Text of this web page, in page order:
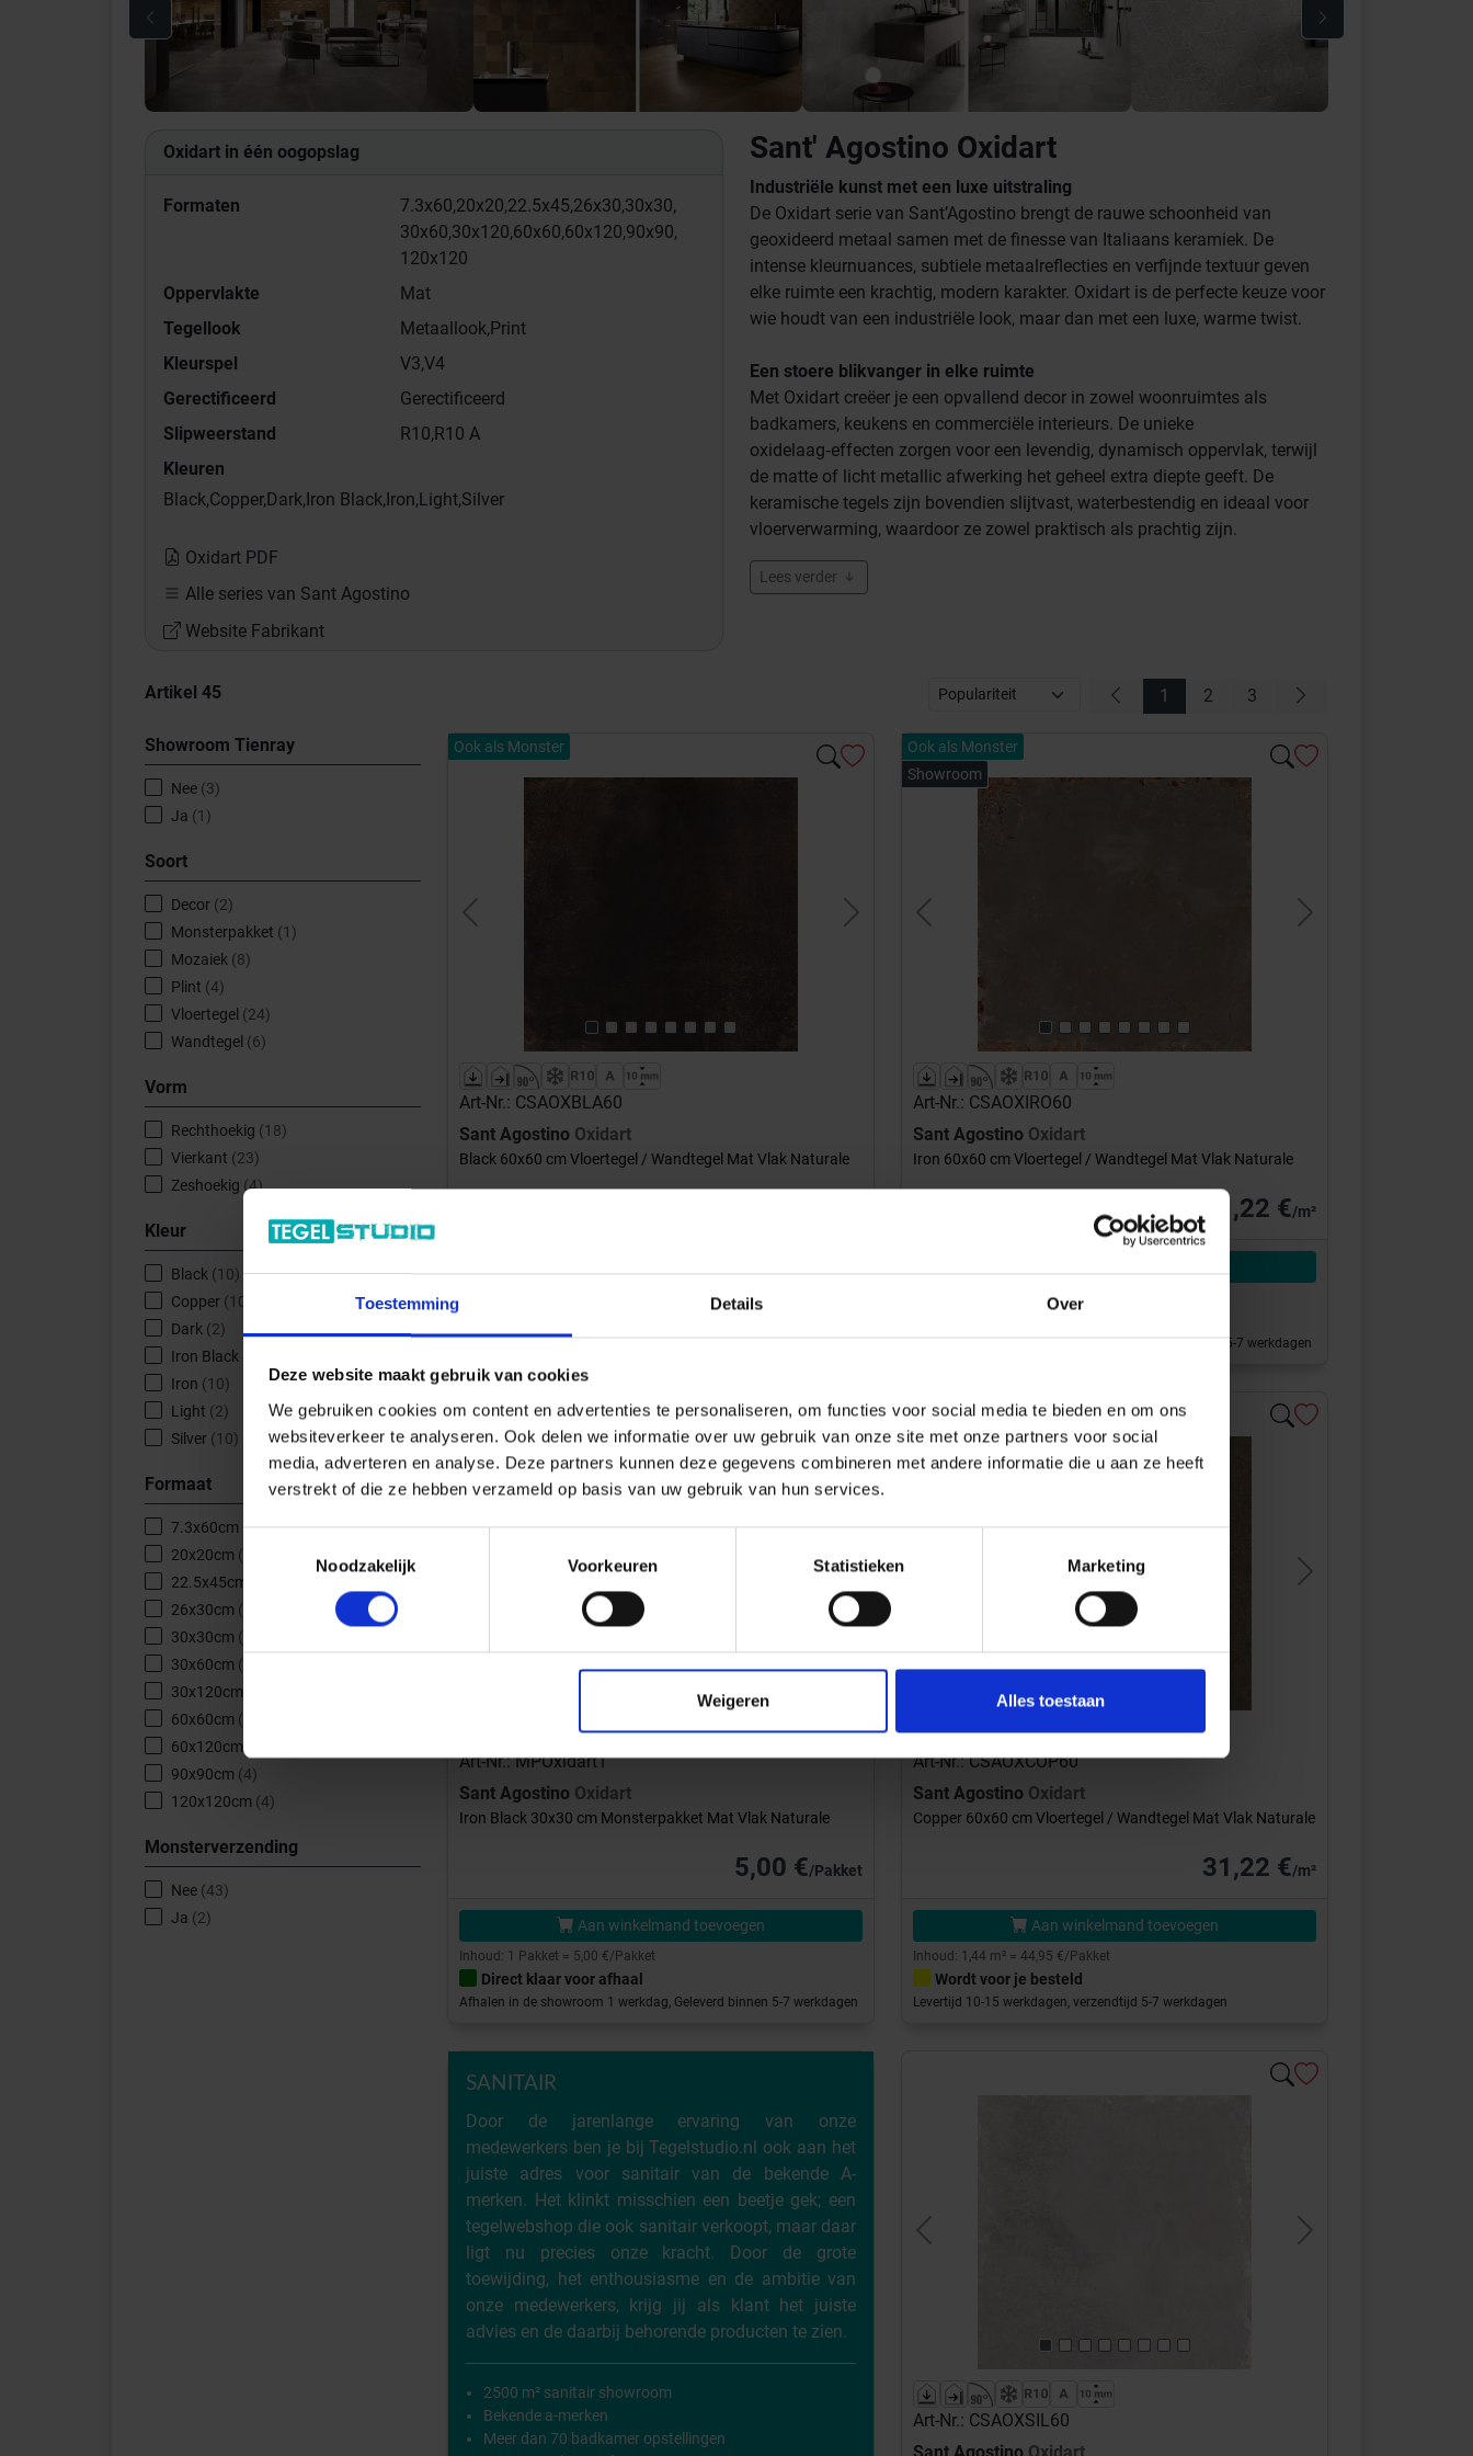
Toestemming Details Over
Deze website maakt gebruik van cookies
We gebruiken cookies om content en advertenties te personaliseren, om functies voor social media te bieden en om ons
websiteverkeer te analyseren. Ook delen we informatie over uw gebruik van onze site met onze partners voor social
media, adverteren en analyse. Deze partners kunnen deze gegevens combineren met andere informatie die u aan ze heeft
verstrekt of die ze hebben verzameld op basis van uw gebruik van hun services.
Noodzakelijk
Voorkeuren Statistieken Marketing
Weigeren Alles toestaan
Oxidart in één oogopslag
Formaten 7.3x60,20x20,22.5x45,26x30,30x30,
30x60,30x120,60x60,60x120,90x90,
120x120
Oppervlakte
Mat
Tegellook
Metaallook,Print
Kleurspel
V3,V4
Gerectificeerd
Gerectificeerd
Slipweerstand
R10,R10 A
Kleuren
Black,Copper,Dark,Iron Black,Iron,Light,Silver
Oxidart PDF
Alle series van Sant Agostino
Website Fabrikant
Sant' Agostino Oxidart
Industriële kunst met een luxe uitstraling
De Oxidart serie van Sant’Agostino brengt de rauwe schoonheid van
geoxideerd metaal samen met de finesse van Italiaans keramiek. De
intense kleurnuances, subtiele metaalreflecties en verfijnde textuur geven
elke ruimte een krachtig, modern karakter. Oxidart is de perfecte keuze voor
wie houdt van een industriële look, maar dan met een luxe, warme twist.
Een stoere blikvanger in elke ruimte
Met Oxidart creëer je een opvallend decor in zowel woonruimtes als
badkamers, keukens en commerciële interieurs. De unieke
oxidelaag‑effecten zorgen voor een levendig, dynamisch oppervlak, terwijl
de matte of licht metallic afwerking het geheel extra diepte geeft. De
keramische tegels zijn bovendien slijtvast, waterbestendig en ideaal voor
vloerverwarming, waardoor ze zowel praktisch als prachtig zijn.
Lees verder
Artikel 45 1 2 3
Showroom Tienray
Nee (3)
Ja (1)
Soort
Decor (2)
Monsterpakket (1)
Mozaiek (8)
Plint (4)
Vloertegel (24)
Wandtegel (6)
Vorm
Rechthoekig (18)
Vierkant (23)
Zeshoekig (4)
Kleur
Black (10)
Copper (10)
Dark (2)
Iron Black
Iron (10)
Light (2)
Silver (10)
Formaat
7.3x60cm (4)
20x20cm (6)
22.5x45cm
26x30cm (4)
30x30cm (5)
30x60cm (4)
30x120cm
60x60cm (4)
60x120cm
90x90cm (4)
120x120cm (4)
Monsterverzending
Nee (43)
Ja (2)
Ook als Monster
Previous Next
Art-Nr.: CSAOXBLA60
Sant Agostino Oxidart
Black 60x60 cm Vloertegel / Wandtegel Mat Vlak Naturale
Afhalen in de showroom 1 werkdag, Geleverd binnen 5-7 werkdagen
Ook als Monster
Showroom
Previous Next
Art-Nr.: CSAOXIRO60
Sant Agostino Oxidart
Iron 60x60 cm Vloertegel / Wandtegel Mat Vlak Naturale
31,22 €/m²
Inhoud: 1,44 m² = 44,95 €/Pakket
Afhalen in de showroom 1 werkdag, Geleverd binnen 5-7 werkdagen
Art-Nr.: MPOxidart1
Sant Agostino Oxidart
Iron Black 30x30 cm Monsterpakket Mat Vlak Naturale
5,00 €/Pakket
Aan winkelmand toevoegen
Inhoud: 1 Pakket = 5,00 €/Pakket
Direct klaar voor afhaal
Afhalen in de showroom 1 werkdag, Geleverd binnen 5-7 werkdagen
Next
Art-Nr.: CSAOXCOP60
Sant Agostino Oxidart
Copper 60x60 cm Vloertegel / Wandtegel Mat Vlak Naturale
31,22 €/m²
Aan winkelmand toevoegen
Inhoud: 1,44 m² = 44,95 €/Pakket
Wordt voor je besteld
Levertijd 10-15 werkdagen, verzendtijd 5-7 werkdagen
SANITAIR
Door de jarenlange ervaring van onze
medewerkers ben je bij Tegelstudio.nl ook aan het
juiste adres voor sanitair van de bekende A-
merken. Het klinkt misschien een beetje gek; een
tegelwebshop die ook sanitair verkoopt, maar daar
ligt nu precies onze kracht. Door de grote
toewijding, het enthousiasme en de ambitie van
onze medewerkers, krijg jij als klant het juiste
advies en de daarbij behorende producten te zien.
2500 m² sanitair showroom
Bekende a-merken
Meer dan 70 badkamer opstellingen
Previous Next
Art-Nr.: CSAOXSIL60
Sant Agostino Oxidart